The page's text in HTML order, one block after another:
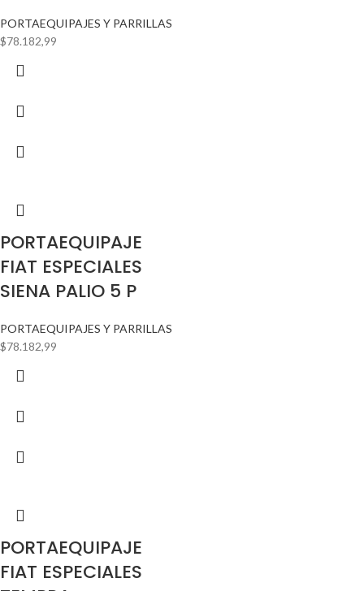
PORTAEQUIPAJES Y PARRILLAS
$78.182,99
PORTAEQUIPAJE
FIAT ESPECIALES
SIENA PALIO 5 P
PORTAEQUIPAJES Y PARRILLAS
$78.182,99
PORTAEQUIPAJE
FIAT ESPECIALES